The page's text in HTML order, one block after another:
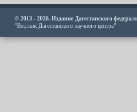
© 2013 - 2026. Издание Дагестанского
"Вестник Дагестанского научного центра"